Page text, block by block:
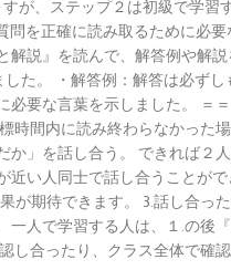
が、ステップ２は初級で学
を正確に読み取るために必
説』を読んで、解答例や
た。 ・解答例：解答は必ず
要な言葉を示しました。 ＝
間内に読み終わらなかった
」を話し合う。 できれば
い人同士で話し合うことが
期待できます。 3.話し合
人で学習する人は、１.の
合ったり、クラス全体で確